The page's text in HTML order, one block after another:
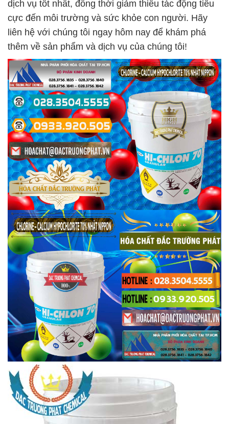
dịch vụ tốt nhất, đồng thời giảm thiểu tác động tiêu
cực đến môi trường và sức khỏe con người. Hãy
liên hệ với chúng tôi ngay hôm nay để khám phá
thêm về sản phẩm và dịch vụ của chúng tôi!